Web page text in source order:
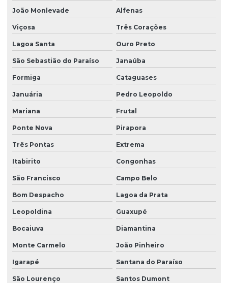
João Monlevade Alfenas
Viçosa Três Corações
Lagoa Santa Ouro Preto
São Sebastião do Paraíso Janaúba
Formiga Cataguases
Januária Pedro Leopoldo
Mariana Frutal
Ponte Nova Pirapora
Três Pontas Extrema
Itabirito Congonhas
São Francisco Campo Belo
Bom Despacho Lagoa da Prata
Leopoldina Guaxupé
Bocaiuva Diamantina
Monte Carmelo João Pinheiro
Igarapé Santana do Paraíso
São Lourenço Santos Dumont